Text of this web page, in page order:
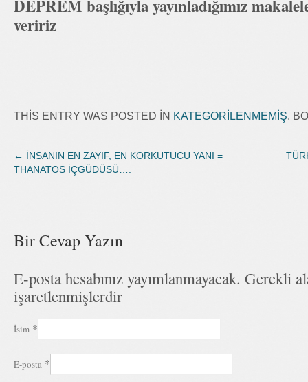
DEPREM başlığıyla yayınladığımız
veririz
THIS ENTRY WAS POSTED IN KATEGORILENMEMIŞ.
← İNSANIN EN ZAYIF, EN KORKUTUCU YANI =
THANATOS İÇGÜDÜSÜ….
Bir Cevap Yazın
E-posta hesabınız yayımlanmayacak. Gerekli
işaretlenmişlerdir
İsim *
E-posta *